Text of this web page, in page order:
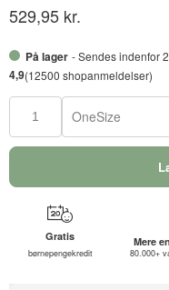
529,95 kr.
På lager - Sendes indenfor
4,9(12500 shopanmeldelser)
OneSize
Gratis
børnepengekredit
Mere
80.000+